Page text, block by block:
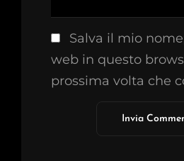
Salva il mio
web in questo
prossima volta che